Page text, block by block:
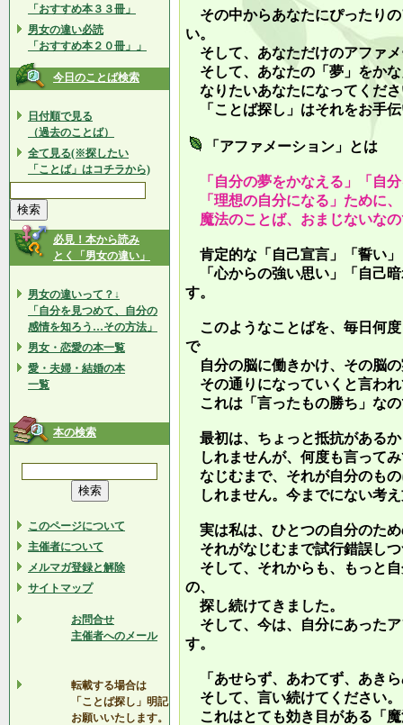
「おすすめ本３３冊」
男女の違い必読
「おすすめ本２０冊」」
今日のことば検索
日付順で見る
（過去のことば）
全て見る(※探したい
「ことば」はコチラから)
必見！本から読み
とく「男女の違い」
男女の違いって？↓
「自分を見つめて、自分の
感情を知ろう…その方法」
男女・恋愛の本一覧
愛・夫婦・結婚の本
一覧
本の検索
このページについて
主催者について
メルマガ登録と解除
サイトマップ
お問合せ
主催者へのメール
転載する場合は
「ことば探し」明記
お願いいたします。
その中からあなたにぴったり
い。
そして、あなただけのアファ
そして、あなたの「夢」をか
なりたいあなたになってくだ
「ことば探し」はそれをお手
「アファメーション」とは
「自分の夢をかなえる」「自
「理想の自分になる」ために
魔法のことば、おまじないな
肯定的な「自己宣言」「誓い
「心からの強い思い」「自己
す。
このようなことばを、毎日何
で
自分の脳に働きかけ、その脳
その通りになっていくと言わ
これは「言ったもの勝ち」な
最初は、ちょっと抵抗がある
しれませんが、何度も言って
なじむまで、それが自分のも
しれません。今までにない考
実は私は、ひとつの自分のた
それがなじむまで試行錯誤し
そして、それからも、もっと
の、
探し続けてきました。
そして、今は、自分にあった
す。
「あせらず、あわてず、あき
そして、言い続けてください。
これはとても効き目がある「